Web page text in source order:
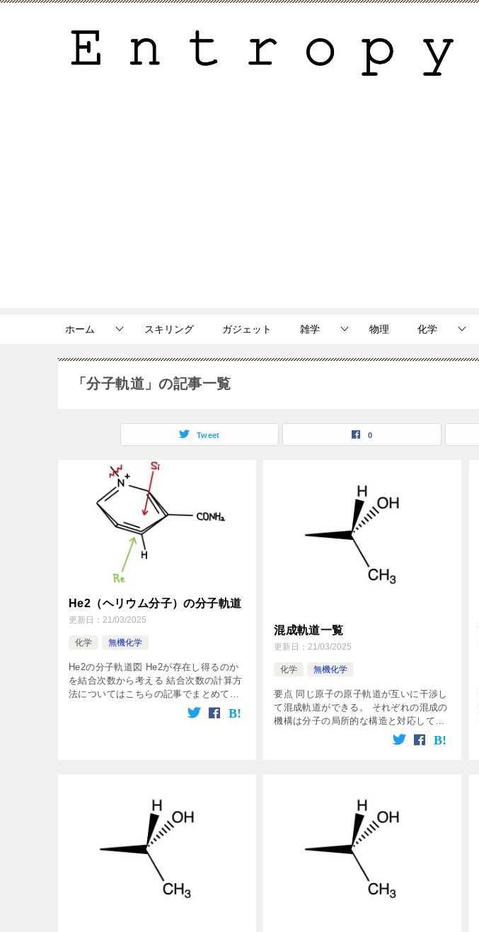
ホーム スキリング ガジェット 雑学 物理 化学
「分子軌道」の記事一覧
Tweet 0
He2（ヘリウム分子）の分子軌道
更新日： 21/03/2025
化学 無機化学
He2の分子軌道図 He2が存在し得るのか
を結合次数から考える 結合次数の計算方
法についてはこちらの記事でまとめてあ
る。 よって結合次数bはこのように計算
できる。 b = 0 は、 結合性軌道の電子
混成軌道一覧
更新日：21/03/2025
化学 無機化学
要点 同じ原子の原子軌道が互いに干渉し
て混成軌道ができる。 それぞれの混成の
機構は分子の局所的な構造と対応してい
る。 特徴 混成軌道は核間領域の振幅が
強められているという意味で、明確な方